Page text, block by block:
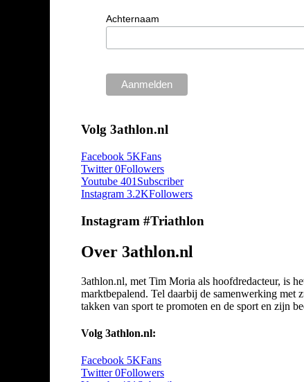
Achternaam
Volg 3athlon.nl
Facebook 5KFans
Twitter 0Followers
Youtube 401 Subscriber
Instagram 3.2KFollowers
Instagram #Triathlon
Over 3athlon.nl
3athlon.nl, met Tim Moria als hoofdredacteur, is
marktbepalend. Tel daarbij de samenwerking met
takken van sport te promoten en de sport en zijn
Volg 3athlon.nl:
Facebook 5KFans
Twitter 0Followers